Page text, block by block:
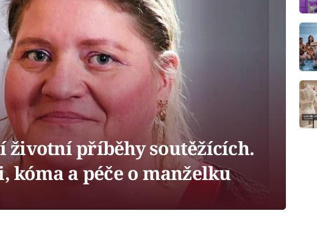
životní příběhy soutěžících.
kóma a péče o manželku